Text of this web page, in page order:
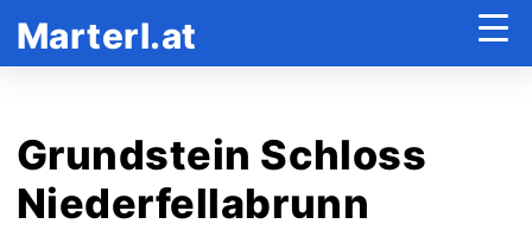
Marterl.at
Grundstein Schloss
Niederfellabrunn